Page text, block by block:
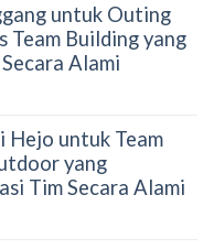
untuk Outing
Team Building yang
Alami
Hejo untuk Team
yang
Tim Secara Alami